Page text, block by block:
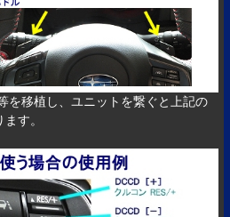
を移植し、ユニットを繋ぐと上記の
す。